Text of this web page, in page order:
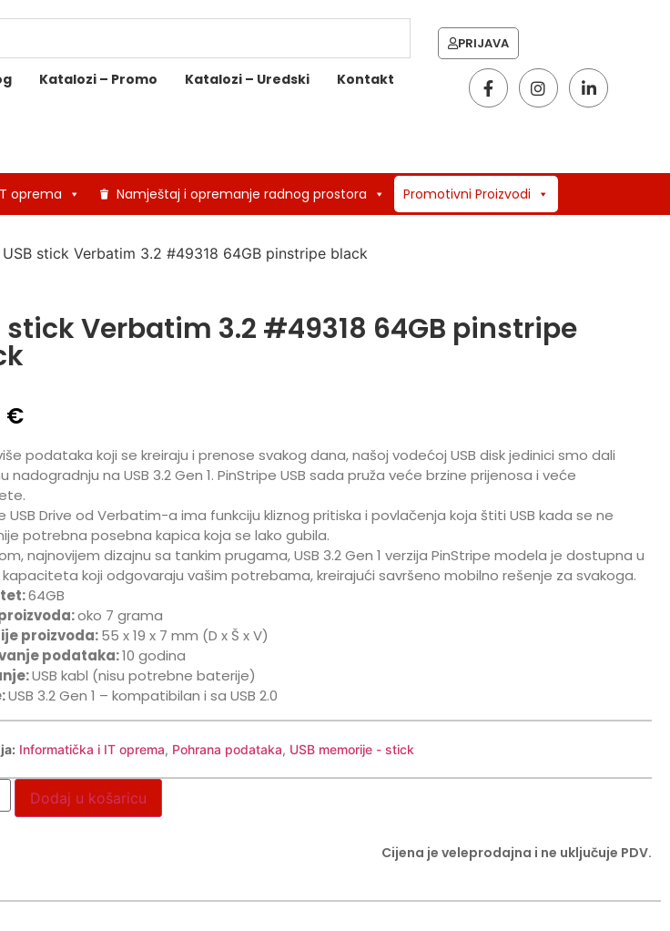
Katalozi – Promo Katalozi – Uredski Kontakt
PRIJAVA
oprema Namještaj i opremanje radnog prostora Promotivni Proizvodi
stick Verbatim 3.2 #49318 64GB pinstripe black
stick Verbatim 3.2 #49318 64GB pinstripe
€
podataka koji se kreiraju i prenose svakog dana, našoj vodećoj USB disk jedinici smo dali
nadogradnju na USB 3.2 Gen 1. PinStripe USB sada pruža veće brzine prijenosa i veće
USB Drive od Verbatim-a ima funkciju kliznog pritiska i povlačenja koja štiti USB kada se ne
potrebna posebna kapica koja se lako gubila.
najnovijem dizajnu sa tankim prugama, USB 3.2 Gen 1 verzija PinStripe modela je dostupna u
koji odgovaraju vašim potrebama, kreirajući savršeno mobilno rešenje za svakoga.
64GB
oko 7 grama
proizvoda:55 x 19 x 7 mm (D x Š x V)
podataka:10 godina
USB kabl (nisu potrebne baterije)
USB 3.2 Gen 1 – kompatibilan i sa USB 2.0
Informatička i IT oprema, Pohrana podataka, USB memorije - stick
Dodaj u košaricu
Cijena je veleprodajna i ne uključuje PDV.